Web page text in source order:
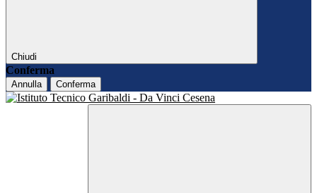
Chiudi
Conferma
Annulla Conferma